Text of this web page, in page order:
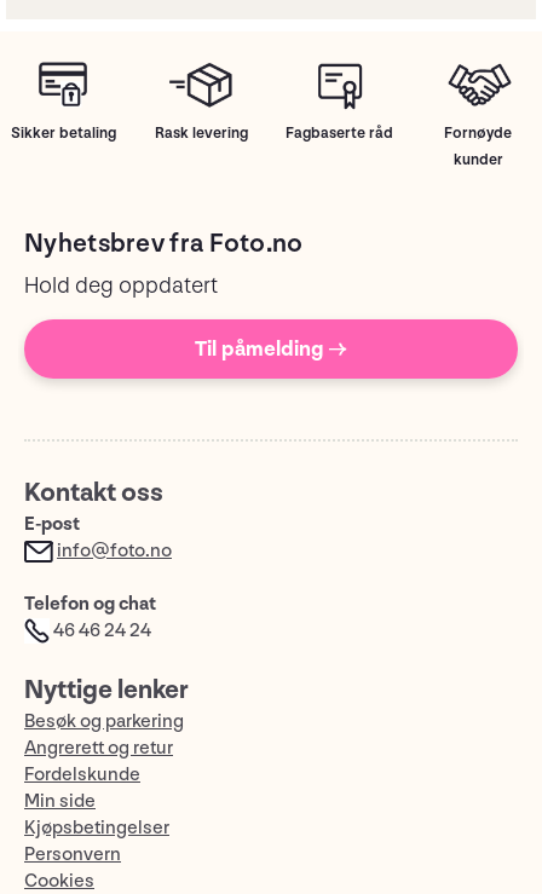
Sikker betaling Rask levering Fagbaserte råd
Fornøyde
kunder
Nyhetsbrev fra Foto.no
Hold deg oppdatert
Til påmelding →
Kontakt oss
E-post
info@foto.no
Telefon og chat
46 46 24 24
Nyttige lenker
Besøk og parkering
Angrerett og retur
Fordelskunde
Min side
Kjøpsbetingelser
Personvern
Cookies